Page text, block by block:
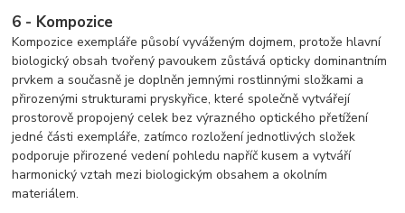
6 - Kompozice
Kompozice exempláře působí vyváženým dojmem, protože hlavní
biologický obsah tvořený pavoukem zůstává opticky dominantním
prvkem a současně je doplněn jemnými rostlinnými složkami a
přirozenými strukturami pryskyřice, které společně vytvářejí
prostorově propojený celek bez výrazného optického přetížení
jedné části exempláře, zatímco rozložení jednotlivých složek
podporuje přirozené vedení pohledu napříč kusem a vytváří
harmonický vztah mezi biologickým obsahem a okolním
materiálem.